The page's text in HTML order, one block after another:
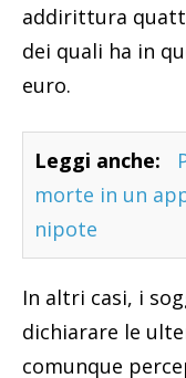
addirittura
dei quali ha in
euro.
Leggi anche:
morte in un
nipote
In altri casi, i
dichiarare le
comunque